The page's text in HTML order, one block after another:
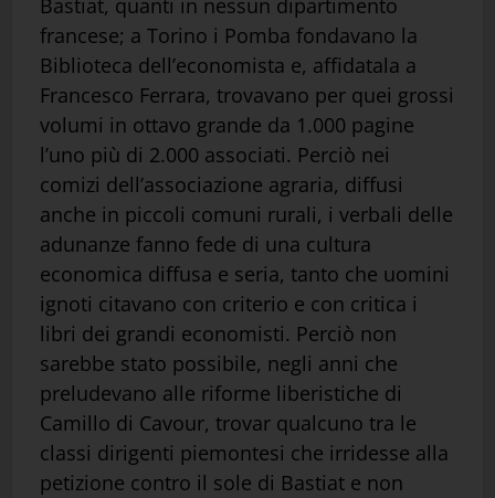
Bastiat, quanti in nessun dipartimento
francese; a Torino i Pomba fondavano la
Biblioteca dell’economista e, affidatala a
Francesco Ferrara, trovavano per quei grossi
volumi in ottavo grande da 1.000 pagine
l’uno più di 2.000 associati. Perciò nei
comizi dell’associazione agraria, diffusi
anche in piccoli comuni rurali, i verbali delle
adunanze fanno fede di una cultura
economica diffusa e seria, tanto che uomini
ignoti citavano con criterio e con critica i
libri dei grandi economisti. Perciò non
sarebbe stato possibile, negli anni che
preludevano alle riforme liberistiche di
Camillo di Cavour, trovar qualcuno tra le
classi dirigenti piemontesi che irridesse alla
petizione contro il sole di Bastiat e non